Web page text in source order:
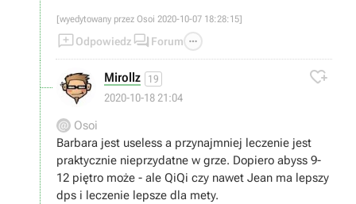
[wyedytowany przez Osoi 2020-10-07 18:28:15]
Odpowiedz  Forum 
Mirollz 19
2020-10-18 21:04

Osoi
Barbara jest useless a przynajmniej leczenie jest
praktycznie nieprzydatne w grze. Dopiero abyss 9-
12 piętro może - ale QiQi czy nawet Jean ma lepszy
dps i leczenie lepsze dla mety.